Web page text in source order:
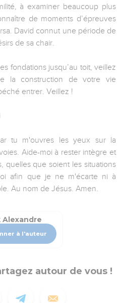
à examiner beaucoup plus
de moments d’épreuves
David connut une période de
de sa chair.
fondations jusqu’au toit, veillez
la construction de votre vie
entrer. Veillez !
tu m'ouvres les yeux sur la
Aide-moi à rester intègre et
quelles que soient les situations
afin que je ne m'écarte ni à
Au nom de Jésus. Amen.
Alexandre
à l'auteur
autour de vous !